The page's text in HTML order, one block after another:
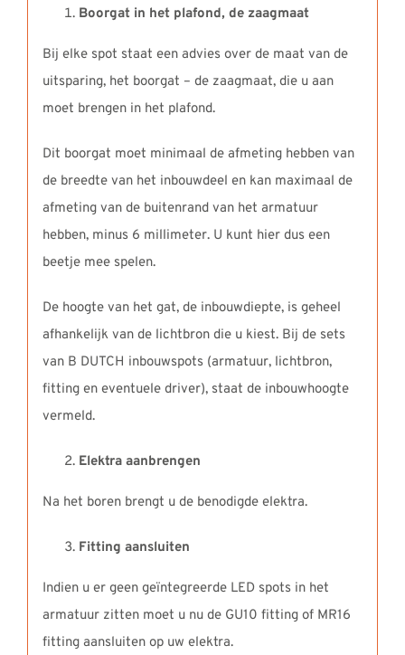
Boorgat in het plafond, de zaagmaat
Bij elke spot staat een advies over de maat van de
uitsparing, het boorgat – de zaagmaat, die u aan
moet brengen in het plafond.
Dit boorgat moet minimaal de afmeting hebben van
de breedte van het inbouwdeel en kan maximaal de
afmeting van de buitenrand van het armatuur
hebben, minus 6 millimeter. U kunt hier dus een
beetje mee spelen.
De hoogte van het gat, de inbouwdiepte, is geheel
afhankelijk van de lichtbron die u kiest. Bij de sets
van B DUTCH inbouwspots (armatuur, lichtbron,
fitting en eventuele driver), staat de inbouwhoogte
vermeld.
Elektra aanbrengen
Na het boren brengt u de benodigde elektra.
Fitting aansluiten
Indien u er geen geïntegreerde LED spots in het
armatuur zitten moet u nu de GU10 fitting of MR16
fitting aansluiten op uw elektra.